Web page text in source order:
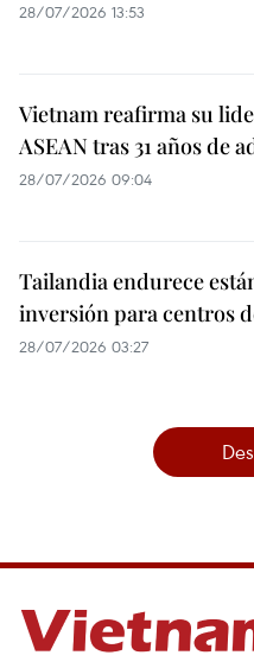
28/07/2026 13:53
Vietnam reafirma su
ASEAN tras 31 años de
28/07/2026 09:04
Tailandia endurece
inversión para centros
28/07/2026 03:27